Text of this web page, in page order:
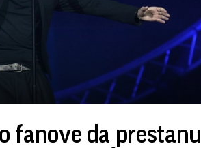
fanove da prestanu